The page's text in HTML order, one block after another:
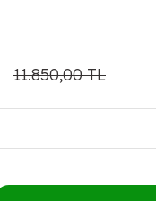
11.850,00 TL